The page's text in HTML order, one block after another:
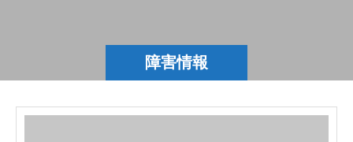
障害情報